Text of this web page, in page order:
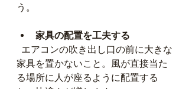
う。
家具の配置を工夫する
家具を置かないこと。風が直接当た
る場所に人が座るように配置する